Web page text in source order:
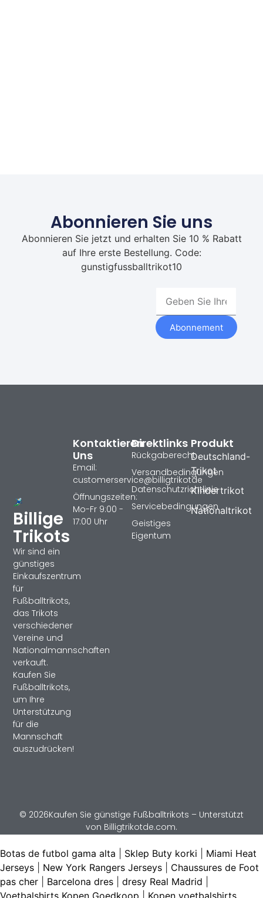
Abonnieren Sie uns
Abonnieren Sie jetzt und erhalten Sie 10 % Rabatt
auf Ihre erste Bestellung. Code:
gunstigfussballtrikot10
Abonnement
Billige
Trikots
Wir sind ein
günstiges
Einkaufszentrum
für
Fußballtrikots,
das Trikots
verschiedener
Vereine und
Nationalmannschaften
verkauft.
Kaufen Sie
Fußballtrikots,
um Ihre
Unterstützung
für die
Mannschaft
auszudrücken!
Produkt
Deutschland-
Trikot
Kindertrikot
Nationaltrikot
Direktlinks
Rückgaberecht
Versandbedingungen
Datenschutzrichtlinie
Servicebedingungen
Geistiges
Eigentum
Kontaktieren
Uns
Email:
customerservice@billigtrikotde
Öffnungszeiten:
Mo-Fr 9:00 -
17:00 Uhr
© 2026Kaufen Sie günstige Fußballtrikots – Unterstützt
von Billigtrikotde.com.
Botas de futbol gama alta Sklep Buty korki
Miami Heat
Jerseys
New York Rangers Jerseys
Chaussures de Foot
pas cher
Barcelona dres dresy Real Madrid
Voetbalshirts Kopen Goedkoop
Kopen voetbalshirts